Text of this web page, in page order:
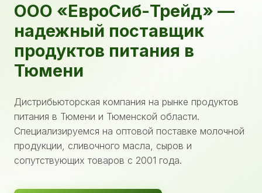
ООО «ЕвроСиб-Трейд» —
надежный поставщик
продуктов питания в
Тюмени
Дистрибьюторская компания на рынке продуктов
питания в Тюмени и Тюменской области.
Специализируемся на оптовой поставке молочной
продукции, сливочного масла, сыров и
сопутствующих товаров с 2001 года.